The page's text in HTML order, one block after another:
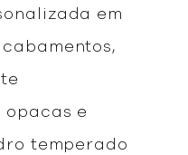
em
e
temperado